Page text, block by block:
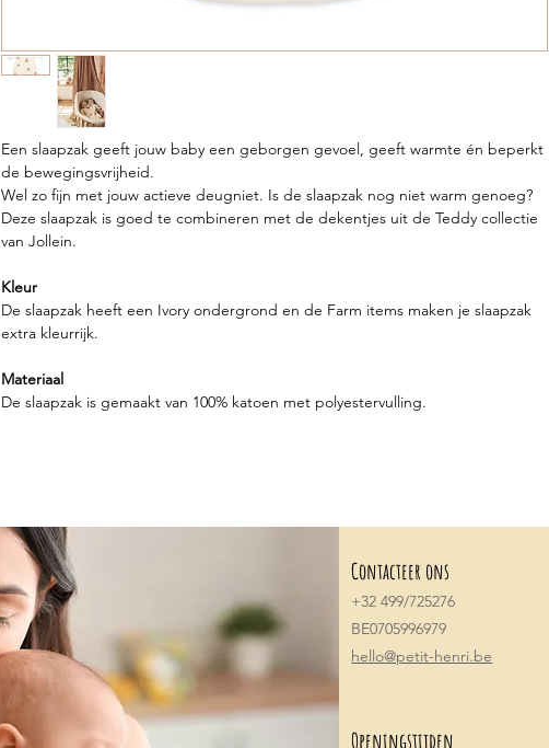
Een slaapzak geeft jouw baby een geborgen gevoel, geeft warmte én beperkt
de bewegingsvrijheid.
Wel zo fijn met jouw actieve deugniet. Is de slaapzak nog niet warm genoeg?
Deze slaapzak is goed te combineren met de dekentjes uit de Teddy collectie
van Jollein.
Kleur
De slaapzak heeft een Ivory ondergrond en de Farm items maken je slaapzak
extra kleurrijk.
Materiaal
De slaapzak is gemaakt van 100% katoen met polyestervulling.
Contacteer ons
+32 499/725276
BE0705996979
hello@petit-henri.be
Openingstijden